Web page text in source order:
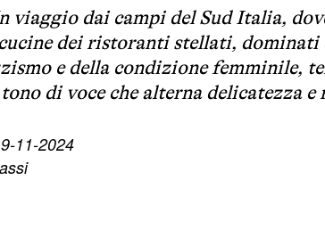
viaggio dai campi del Sud Italia,
dei ristoranti stellati,
e della condizione femminile,
di voce che alterna delicatezza e
11-2024